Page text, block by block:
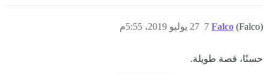
Falco (Falco) 27 يوليو 2019، 5:55م 7
حسنًا، قصة طويلة.